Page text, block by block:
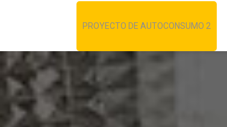
PROYECTO DE AUTOCONSUMO 2